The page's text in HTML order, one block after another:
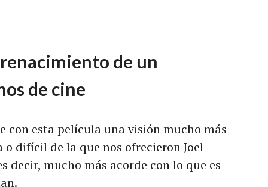
de un
de cine
con esta película una visión mucho más
difícil de la que nos ofrecieron Joel
decir, mucho más acorde con lo que es